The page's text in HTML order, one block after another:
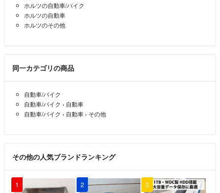
ホルツの自動車/バイク
ホルツの自動車
ホルツのその他
同一カテゴリの商品
自動車/バイク
自動車/バイク › 自動車
自動車/バイク › 自動車 › その他
その他の人気ブランドランキング
1 2 3